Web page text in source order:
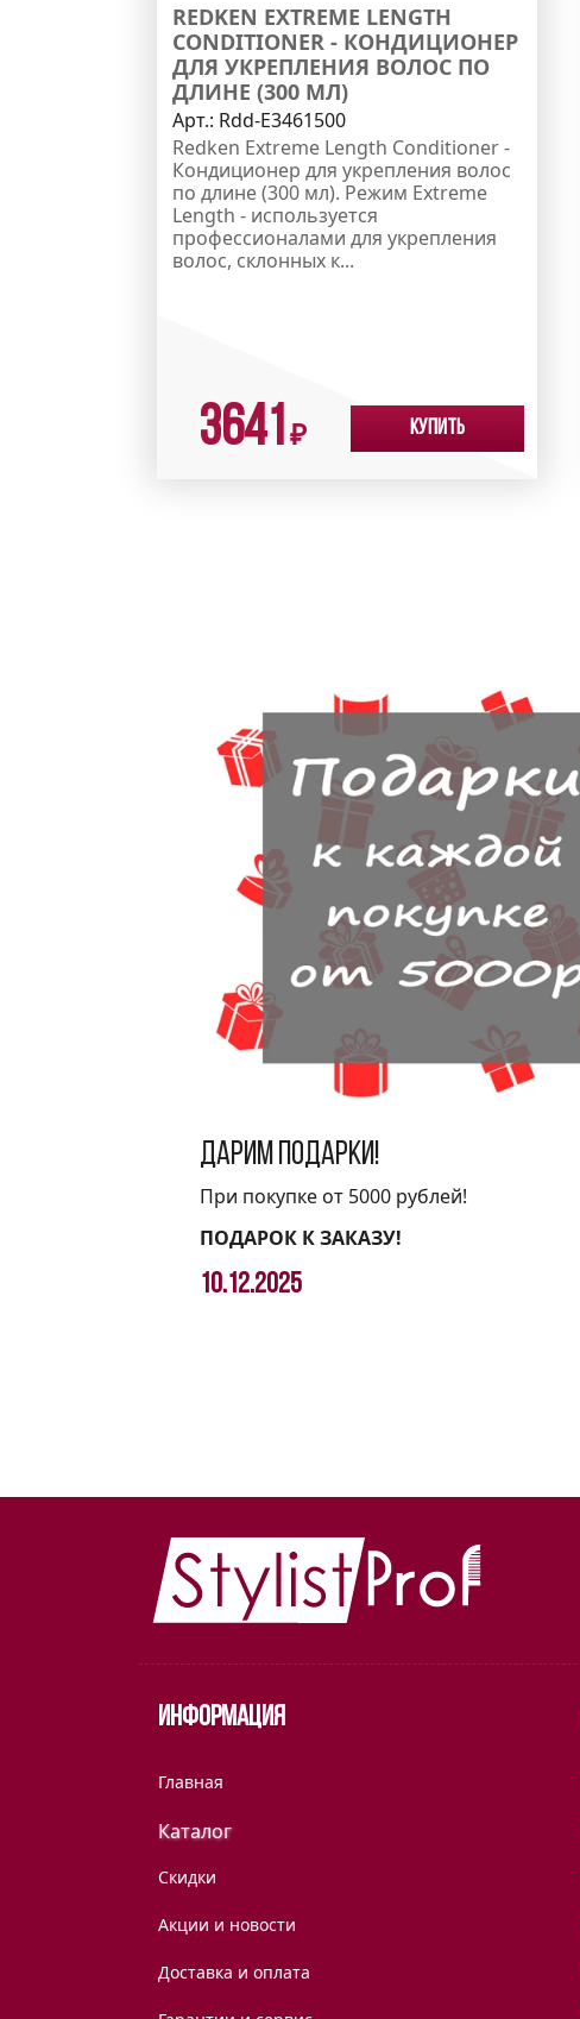
REDKEN EXTREME LENGTH
CONDITIONER - КОНДИЦИОНЕР
ДЛЯ УКРЕПЛЕНИЯ ВОЛОС ПО
ДЛИНЕ (300 МЛ)
Арт.: Rdd-E3461500
Redken Extreme Length Conditioner -
Кондиционер для укрепления волос
по длине (300 мл). Режим Extreme
Length - используется
профессионалами для укрепления
волос, склонных к...
3641 ₽ Купить
Дарим подарки!
При покупке от 5000 рублей!
ПОДАРОК К ЗАКАЗУ!
10.12.2025
Информация
Главная
Каталог
Скидки
Акции и новости
Доставка и оплата